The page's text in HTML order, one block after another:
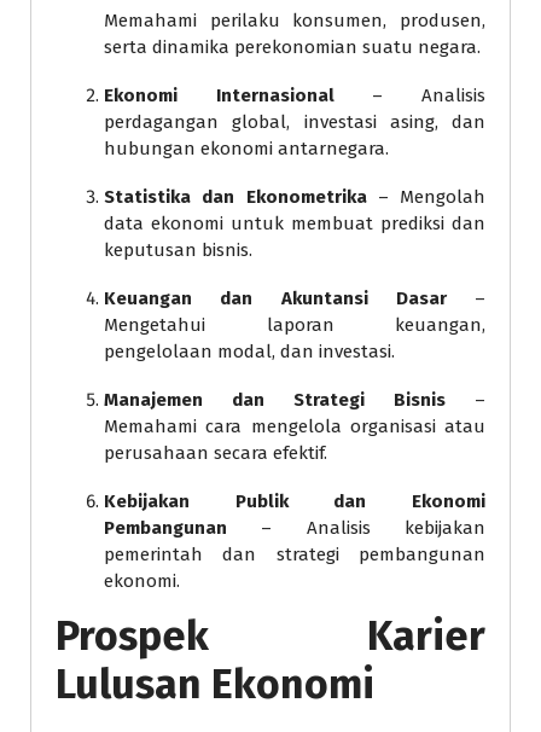
Memahami perilaku konsumen, produsen,
serta dinamika perekonomian suatu negara.
Ekonomi Internasional– Analisis
perdagangan global, investasi asing, dan
hubungan ekonomi antarnegara.
Statistika dan Ekonometrika– Mengolah
data ekonomi untuk membuat prediksi dan
keputusan bisnis.
Keuangan dan Akuntansi Dasar–
Mengetahui laporan keuangan,
pengelolaan modal, dan investasi.
Manajemen dan Strategi Bisnis –
Memahami cara mengelola organisasi atau
perusahaan secara efektif.
Kebijakan Publik dan Ekonomi
Pembangunan – Analisis kebijakan
pemerintah dan strategi pembangunan
ekonomi.
Prospek Karier
Lulusan Ekonomi